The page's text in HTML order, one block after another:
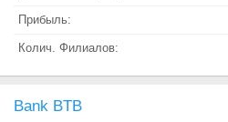
Прибыль:
Колич. Филиалов:
Bank BTB